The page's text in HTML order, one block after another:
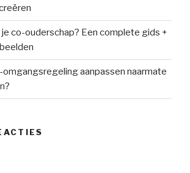
co-ouderschap? Een complete gids +
aanpassen naarmate